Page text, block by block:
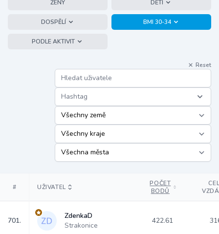
ŽENY DĚTI
DOSPĚLÍ BMI 30-34
PODLE AKTIVIT
Reset
Hashtag
# UŽIVATEL
POČET
BODŮ
701.
ZdenkaD
Strakonice
422.61